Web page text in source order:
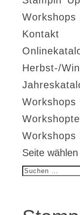
Workshops
Kontakt
Herbst-/
Workshops
Workshops
Seite wählen